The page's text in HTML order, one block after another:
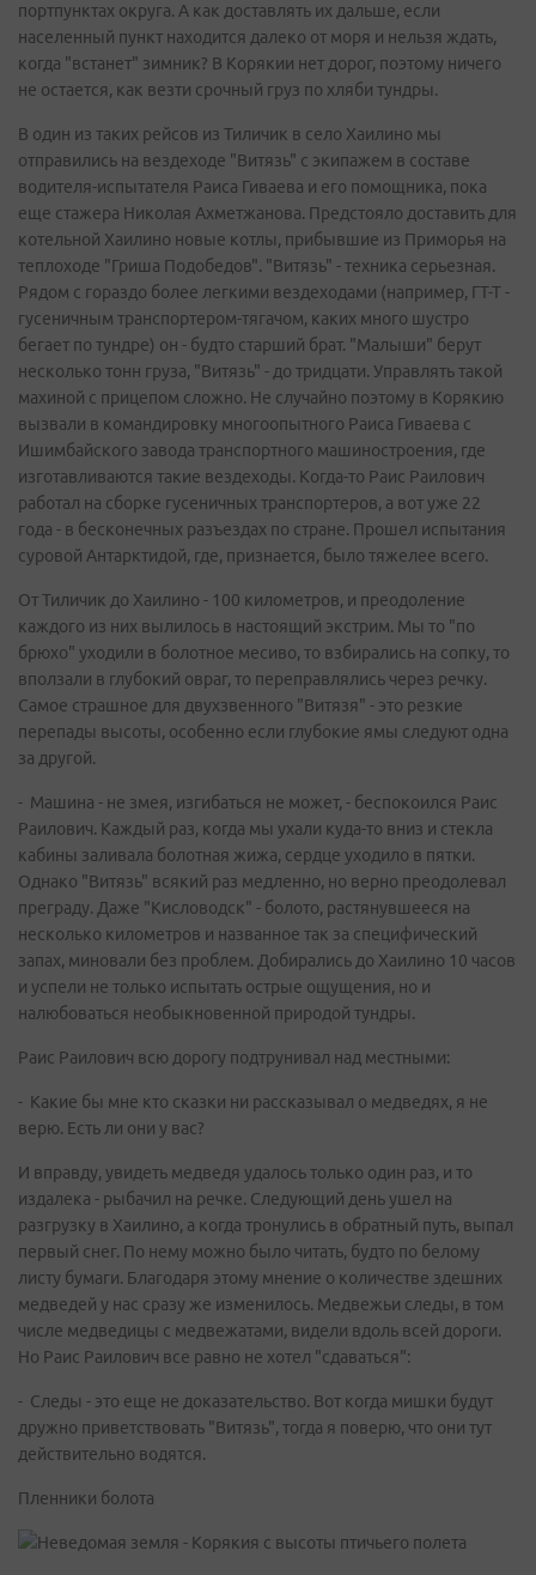
портпунктах округа. А как доставлять их дальше, если
населенный пункт находится далеко от моря и нельзя ждать,
когда "встанет" зимник? В Корякии нет дорог, поэтому ничего
не остается, как везти срочный груз по хляби тундры.
В один из таких рейсов из Тиличик в село Хаилино мы
отправились на вездеходе "Витязь" с экипажем в составе
водителя-испытателя Раиса Гиваева и его помощника, пока
еще стажера Николая Ахметжанова. Предстояло доставить для
котельной Хаилино новые котлы, прибывшие из Приморья на
теплоходе "Гриша Подобедов". "Витязь" - техника серьезная.
Рядом с гораздо более легкими вездеходами (например, ГТ-Т -
гусеничным транспортером-тягачом, каких много шустро
бегает по тундре) он - будто старший брат. "Малыши" берут
несколько тонн груза, "Витязь" - до тридцати. Управлять такой
махиной с прицепом сложно. Не случайно поэтому в Корякию
вызвали в командировку многоопытного Раиса Гиваева с
Ишимбайского завода транспортного машиностроения, где
изготавливаются такие вездеходы. Когда-то Раис Раилович
работал на сборке гусеничных транспортеров, а вот уже 22
года - в бесконечных разъездах по стране. Прошел испытания
суровой Антарктидой, где, признается, было тяжелее всего.
От Тиличик до Хаилино - 100 километров, и преодоление
каждого из них вылилось в настоящий экстрим. Мы то "по
брюхо" уходили в болотное месиво, то взбирались на сопку, то
вползали в глубокий овраг, то переправлялись через речку.
Самое страшное для двухзвенного "Витязя" - это резкие
перепады высоты, особенно если глубокие ямы следуют одна
за другой.
- Машина - не змея, изгибаться не может, - беспокоился Раис
Раилович. Каждый раз, когда мы ухали куда-то вниз и стекла
кабины заливала болотная жижа, сердце уходило в пятки.
Однако "Витязь" всякий раз медленно, но верно преодолевал
преграду. Даже "Кисловодск" - болото, растянувшееся на
несколько километров и названное так за специфический
запах, миновали без проблем. Добирались до Хаилино 10 часов
и успели не только испытать острые ощущения, но и
налюбоваться необыкновенной природой тундры.
Раис Раилович всю дорогу подтрунивал над местными:
- Какие бы мне кто сказки ни рассказывал о медведях, я не
верю. Есть ли они у вас?
И вправду, увидеть медведя удалось только один раз, и то
издалека - рыбачил на речке. Следующий день ушел на
разгрузку в Хаилино, а когда тронулись в обратный путь, выпал
первый снег. По нему можно было читать, будто по белому
листу бумаги. Благодаря этому мнение о количестве здешних
медведей у нас сразу же изменилось. Медвежьи следы, в том
числе медведицы с медвежатами, видели вдоль всей дороги.
Но Раис Раилович все равно не хотел "сдаваться":
- Следы - это еще не доказательство. Вот когда мишки будут
дружно приветствовать "Витязь", тогда я поверю, что они тут
действительно водятся.
Пленники болота